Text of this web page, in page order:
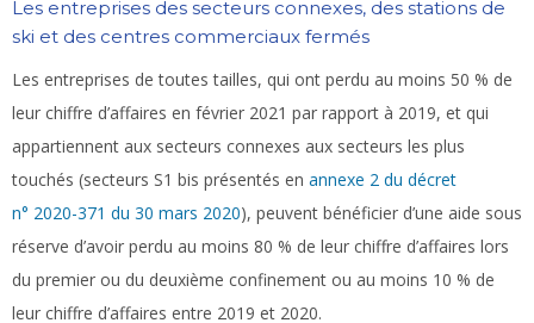
Les entreprises des secteurs connexes, des stations de
ski et des centres commerciaux fermés
Les entreprises de toutes tailles, qui ont perdu au moins 50 % de
leur chiffre d’affaires en février 2021 par rapport à 2019, et qui
appartiennent aux secteurs connexes aux secteurs les plus
touchés (secteurs S1 bis présentés en annexe 2 du décret
n° 2020-371 du 30 mars 2020), peuvent bénéficier d’une aide sous
réserve d’avoir perdu au moins 80 % de leur chiffre d’affaires lors
du premier ou du deuxième confinement ou au moins 10 % de
leur chiffre d’affaires entre 2019 et 2020.